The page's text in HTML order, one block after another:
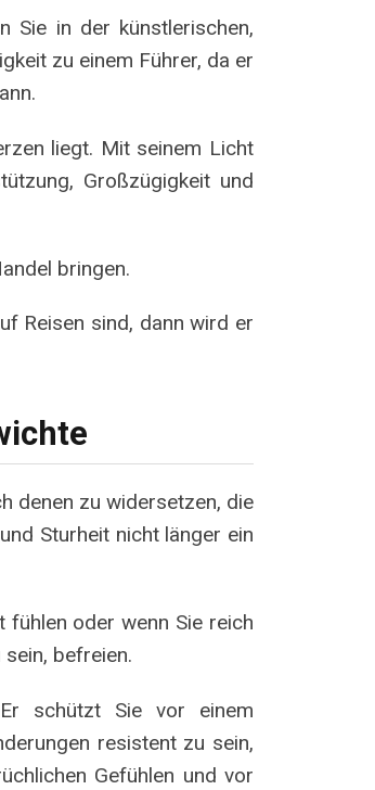
Sie in der künstlerischen,
zu einem Führer, da er
liegt. Mit seinem Licht
Großzügigkeit und
bringen.
Reisen sind, dann wird er
denen zu widersetzen, die
Sturheit nicht länger ein
fühlen oder wenn Sie reich
befreien.
schützt Sie vor einem
resistent zu sein,
Gefühlen und vor